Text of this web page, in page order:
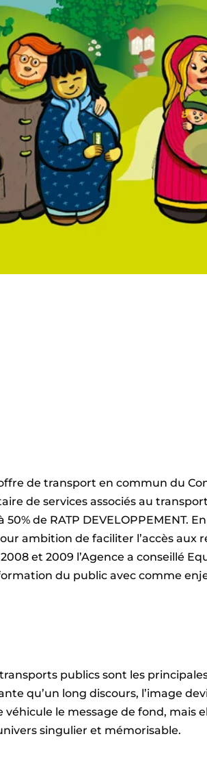
de transport en commun du
de services associés au
de RATP DEVELOPPEMENT.
ambition de faciliter l’accès aux
et 2009 l’Agence a conseillé
du public avec comme
publics sont les
qu’un long discours, l’image
le message de fond, mais
singulier et mémorisable.